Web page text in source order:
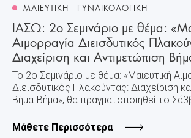
ΜΑΙΕΥΤΙΚΗ - ΓΥΝΑΙΚΟΛΟΓΙΚΗ
ΙΑΣΩ: 2ο Σεμινάριο με θέμα:
Αιμορραγία Διεισδυτικός
Διαχείριση και Αντιμετώπιση
Το 2ο Σεμινάριο με θέμα: «Μαιευτική
Διεισδυτικός Πλακούντας: Διαχείριση
Βήμα-Βήμα», θα πραγματοποιηθεί το
Μάθετε Περισσότερα